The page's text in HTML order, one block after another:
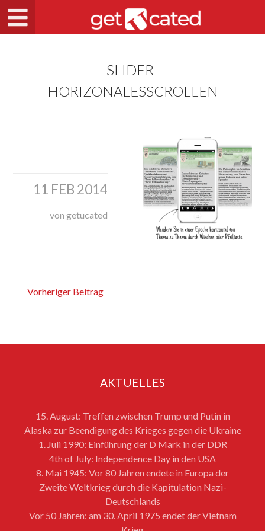
SLIDER-
HORIZONALESSCROLLEN
11 FEB 2014
von getucated
Vorheriger Beitrag
AKTUELLES
15. August: Treffen zwischen Trump und Putin in
Alaska zur Beendigung des Krieges gegen die Ukraine
1. Juli 1990: Einführung der D Mark in der DDR
4th of July: Independence Day in den USA
8. Mai 1945: Vor 80 Jahren endete in Europa der
Zweite Weltkrieg durch die Kapitulation Nazi-
Deutschlands
Vor 50 Jahren: am 30. April 1975 endet der Vietnam